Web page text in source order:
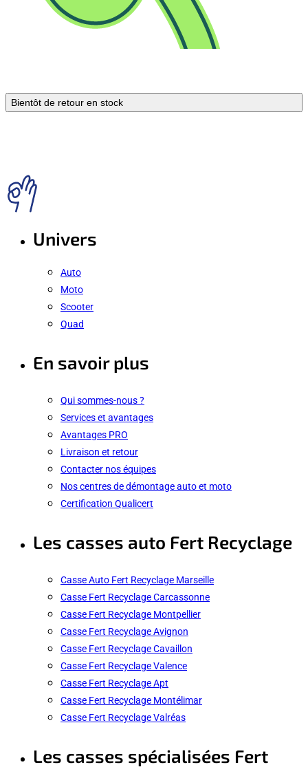
Bientôt de retour en stock
Univers
Auto
Moto
Scooter
Quad
En savoir plus
Qui sommes-nous ?
Services et avantages
Avantages PRO
Livraison et retour
Contacter nos équipes
Nos centres de démontage auto et moto
Certification Qualicert
Les casses auto Fert Recyclage
Casse Auto Fert Recyclage Marseille
Casse Fert Recyclage Carcassonne
Casse Fert Recyclage Montpellier
Casse Fert Recyclage Avignon
Casse Fert Recyclage Cavaillon
Casse Fert Recyclage Valence
Casse Fert Recyclage Apt
Casse Fert Recyclage Montélimar
Casse Fert Recyclage Valréas
Les casses spécialisées Fert